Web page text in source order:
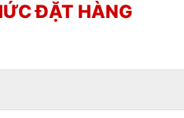
ĐẶT HÀNG